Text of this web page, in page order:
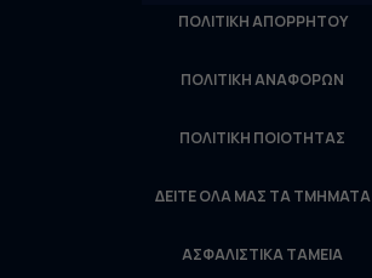
ΔΕΙΤΕ ΟΛΑ ΜΑΣ ΤΑ ΤΜΗΜΑΤΑ
ΑΣΦΑΛΙΣΤΙΚΑ ΤΑΜΕΙΑ
ΠΟΛΙΤΙΚΗ ΑΠΟΡΡΗΤΟΥ
ΠΟΛΙΤΙΚΗ ΑΝΑΦΟΡΩΝ
ΠΟΛΙΤΙΚΗ ΠΟΙΟΤΗΤΑΣ